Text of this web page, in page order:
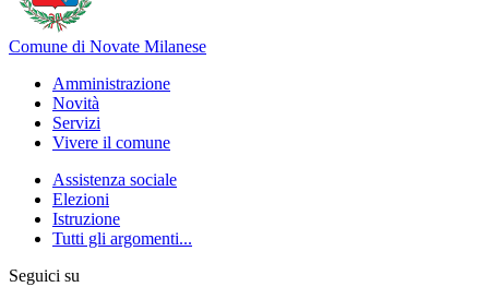
Comune di Novate Milanese
Amministrazione
Novità
Servizi
Vivere il comune
Assistenza sociale
Elezioni
Istruzione
Tutti gli argomenti...
Seguici su